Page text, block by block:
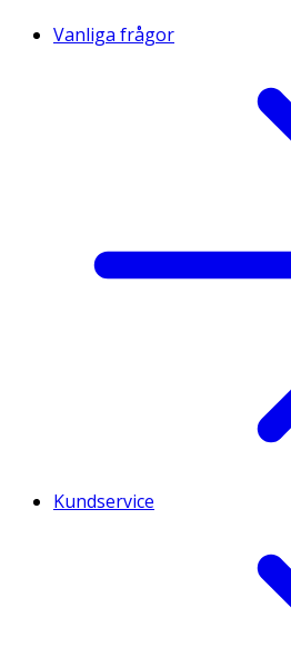
Vanliga frågor
Kundservice